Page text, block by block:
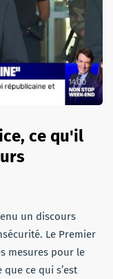
ce qu'il
un discours
Le Premier
mesures pour le
ce qui s’est